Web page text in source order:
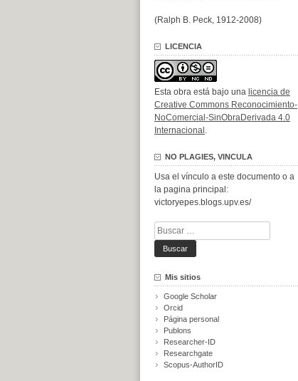
(Ralph B. Peck, 1912-2008)
LICENCIA
Esta obra está bajo una licencia de
Creative Commons Reconocimiento-
NoComercial-SinObraDerivada 4.0
Internacional .
NO PLAGIES, VINCULA
Usa el vínculo a este documento o a
la pagina principal:
victoryepes.blogs.upv.es/
Buscar:
Mis sitios
Google Scholar
Orcid
Página personal
Publons
Researcher-ID
Researchgate
Scopus-AuthorID